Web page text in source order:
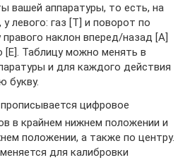
вашей аппаратуры, то есть, на
у левого: газ [Т] и поворот по
правого наклон вперед/назад [A]
[E]. Таблицу можно менять в
и для каждого действия
букву.
цифровое
в крайнем нижнем положении и
положении, а также по центру.
для калибровки